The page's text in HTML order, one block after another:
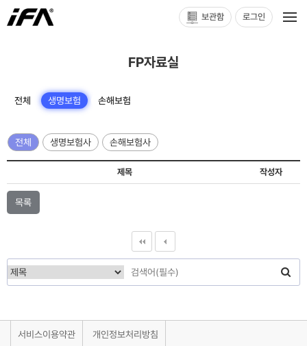
보관함 로그인
FP자료실
전체 생명보험 손해보험
전체 생명보험사 손해보험사
제목 작성자
목록
서비스이용약관 개인정보처리방침